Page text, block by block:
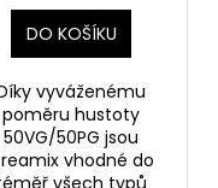
DO KOŠÍKU
vyváženému
poměru hustoty
50VG/50PG jsou
vhodné do